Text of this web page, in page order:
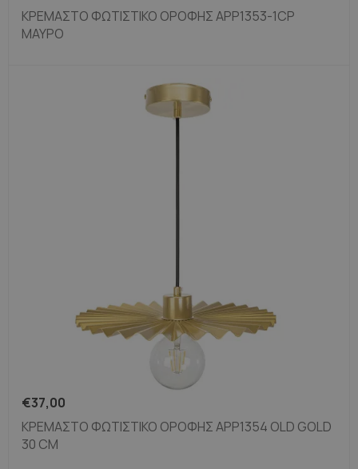
ΚΡΕΜΑΣΤΟ ΦΩΤΙΣΤΙΚΟ ΟΡΟΦΗΣ APP1353-1CP
ΜΑΎΡΟ
€37,00
ΚΡΕΜΑΣΤΟ ΦΩΤΙΣΤΙΚΟ ΟΡΟΦΗΣ APP1354 OLD GOLD
30 CM